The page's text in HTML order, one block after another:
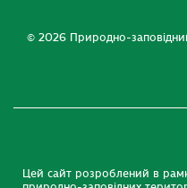
© 2026 Природно-
Цей сайт розроблений в